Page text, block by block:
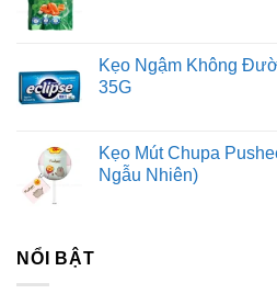
Kẹo Ngậm Không
35G
Kẹo Mút Chupa
Ngẫu Nhiên)
NỔI BẬT